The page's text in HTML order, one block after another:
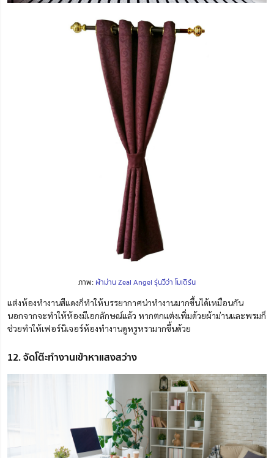
ภาพ: ผ้าม่าน Zeal Angel รุ่นวีว่า โมเดิร์น
แต่งห้องทำงานสีแดงก็ทำให้บรรยากาศน่าทำงานมากขึ้นได้เหมือนกัน
นอกจากจะทำให้ห้องมีเอกลักษณ์แล้ว หากตกแต่งเพิ่มด้วยผ้าม่านและพรมก็
ช่วยทำให้เฟอร์นิเจอร์ห้องทำงานดูหรูหรามากขึ้นด้วย
12. จัดโต๊ะทำงานเข้าหาแสงสว่าง